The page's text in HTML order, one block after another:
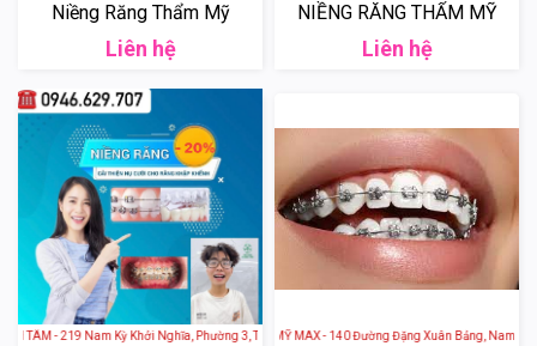
Niềng Răng Thẩm Mỹ
Liên hệ
NIỀNG RĂNG THẨM MỸ
Liên hệ
TÂM - 219 Nam Kỳ Khởi Nghĩa, Phường 3, Thành phố Vũng Tầu, Bà Rịa - Vũng Tàu, Việt Nam
NHA KHOA THẨM MỸ MAX - 140 Đường Đặng Xuân Bảng, Nam